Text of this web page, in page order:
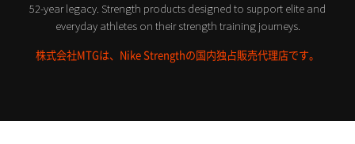
52-year legacy. Strength products designed to support elite and
everyday athletes on their strength training journeys.
株式会社MTGは、Nike Strengthの国内独占販売代理店です。